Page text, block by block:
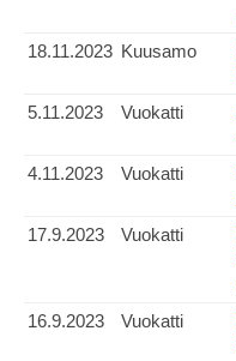
18.11.2023 Kuusamo
5.11.2023 Vuokatti
4.11.2023 Vuokatti
17.9.2023 Vuokatti
16.9.2023 Vuokatti